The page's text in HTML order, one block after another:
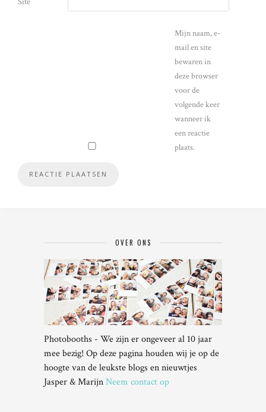
Mijn naam, e-
mail en site
bewaren in
deze browser
voor de
volgende keer
wanneer ik
een reactie
plaats.
OVER ONS
Photobooths - We zijn er ongeveer al 10 jaar
mee bezig! Op deze pagina houden wij je op de
hoogte van de leukste blogs en nieuwtjes
Jasper & MarijnNeem contact op